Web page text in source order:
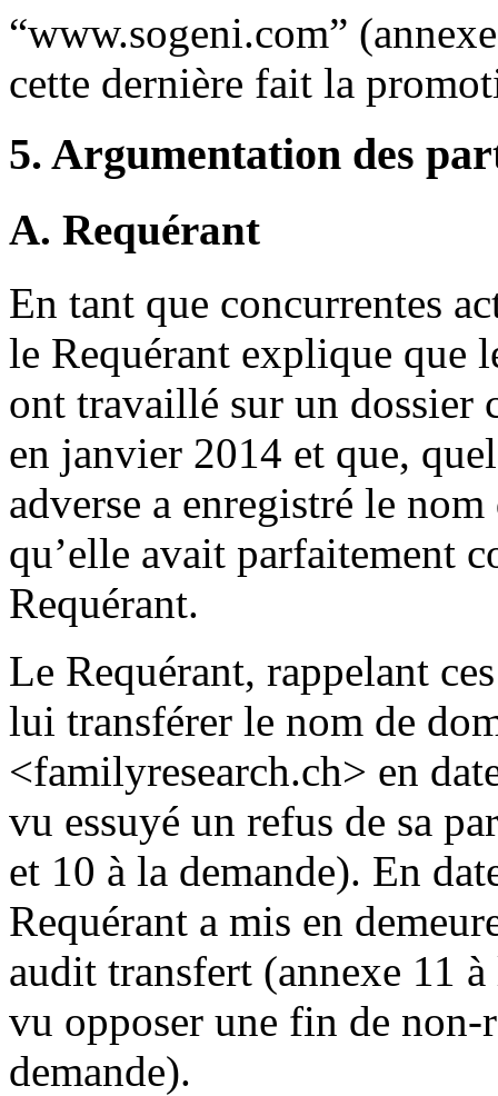
“www.sogeni.com”
cette dernière fait la
5. Argumentation des
A. Requérant
En tant que concurrentes
le Requérant explique que
ont travaillé sur un dossier
en janvier 2014 et que,
adverse a enregistré le
qu’elle avait parfaitement
Requérant.
Le Requérant, rappelant
lui transférer le nom de
<familyresearch.ch> en
vu essuyé un refus de sa
et 10 à la demande). En
Requérant a mis en
audit transfert (annexe 11 à
vu opposer une fin de non-
demande).